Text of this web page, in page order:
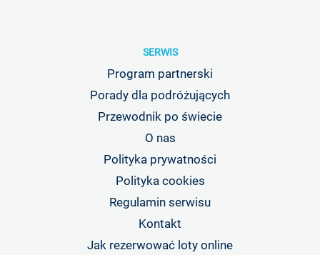
SERWIS
Program partnerski
Porady dla podróżujących
Przewodnik po świecie
O nas
Polityka prywatności
Polityka cookies
Regulamin serwisu
Kontakt
Jak rezerwować loty online